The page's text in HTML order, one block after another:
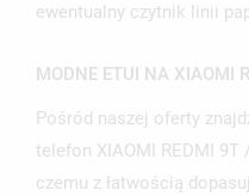
ewentualny czytnik linii
MODNE ETUI NA XIAOMI
Pośród naszej oferty
telefon XIAOMI REDMI 9T
czemu z łatwością
MOJE LISTY
UTWÓRZ LISTĘ
MUSISZ BYĆ
SWOJEJ LIŚCIE ŻYCZEŃ.